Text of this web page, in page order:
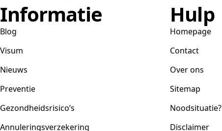
Informatie
Blog
Visum
Nieuws
Preventie
Gezondheidsrisico’s
Annuleringsverzekering
Hulp
Homepage
Contact
Over ons
Sitemap
Noodsituatie?
Disclaimer